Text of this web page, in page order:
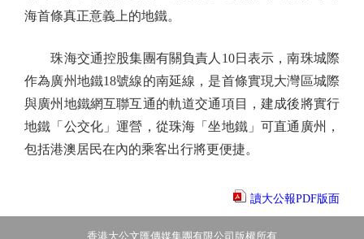
海首條真正意義上的地鐵。
珠海交通控股集團有關負責人10日表示，南珠城際
作為廣州地鐵18號線的南延線，是首條實現大灣區城際
與廣州地鐵網互聯互通的軌道交通項目，建成後將實行
地鐵「公交化」運營，從珠海「坐地鐵」可直通廣州，
包括港澳居民在內的乘客出行將更便捷。
讀大公報PDF版面
香港大公文匯傳媒集團有限公司版權所有